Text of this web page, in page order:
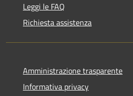
Leggi le FAQ
Richiesta assistenza
Amministrazione trasparente
Informativa privacy